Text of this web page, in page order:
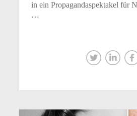
in ein Propagandaspektakel für
…